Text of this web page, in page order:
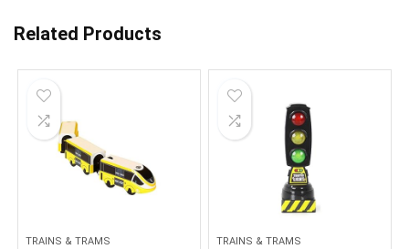
Related Products
TRAINS & TRAMS TRAINS & TRAMS